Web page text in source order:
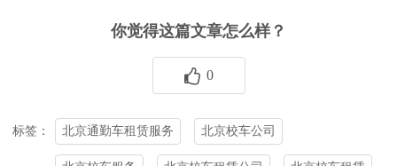
你觉得这篇文章怎么样？
0
标签： 北京通勤车租赁服务 北京校车公司